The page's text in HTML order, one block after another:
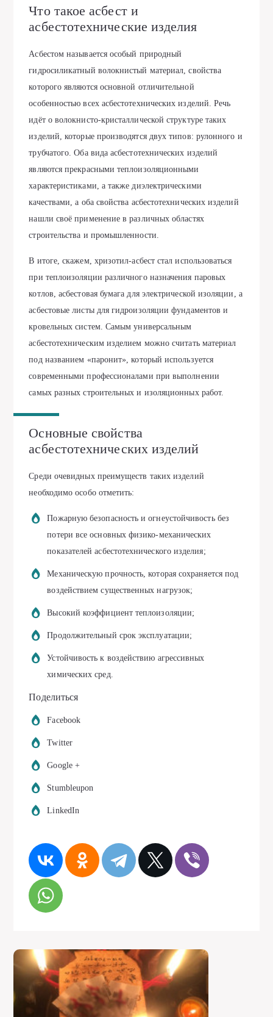
Что такое асбест и
асбестотехнические изделия
Асбестом называется особый природный
гидросиликатный волокнистый материал, свойства
которого являются основной отличительной
особенностью всех асбестотехнических изделий. Речь
идёт о волокнисто-кристаллической структуре таких
изделий, которые производятся двух типов: рулонного и
трубчатого. Оба вида асбестотехнических изделий
являются прекрасными теплоизоляционными
характеристиками, а также диэлектрическими
качествами, а оба свойства асбестотехнических изделий
нашли своё применение в различных областях
строительства и промышленности.
В итоге, скажем, хризотил-асбест стал использоваться
при теплоизоляции различного назначения паровых
котлов, асбестовая бумага для электрической изоляции, а
асбестовые листы для гидроизоляции фундаментов и
кровельных систем. Самым универсальным
асбестотехническим изделием можно считать материал
под названием «паронит», который используется
современными профессионалами при выполнении
самых разных строительных и изоляционных работ.
Основные свойства
асбестотехнических изделий
Среди очевидных преимуществ таких изделий
необходимо особо отметить:
Пожарную безопасность и огнеустойчивость без
потери все основных физико-механических
показателей асбестотехнического изделия;
Механическую прочность, которая сохраняется под
воздействием существенных нагрузок;
Высокий коэффициент теплоизоляции;
Продолжительный срок эксплуатации;
Устойчивость к воздействию агрессивных
химических сред.
Поделиться
Facebook
Twitter
Google +
Stumbleupon
LinkedIn